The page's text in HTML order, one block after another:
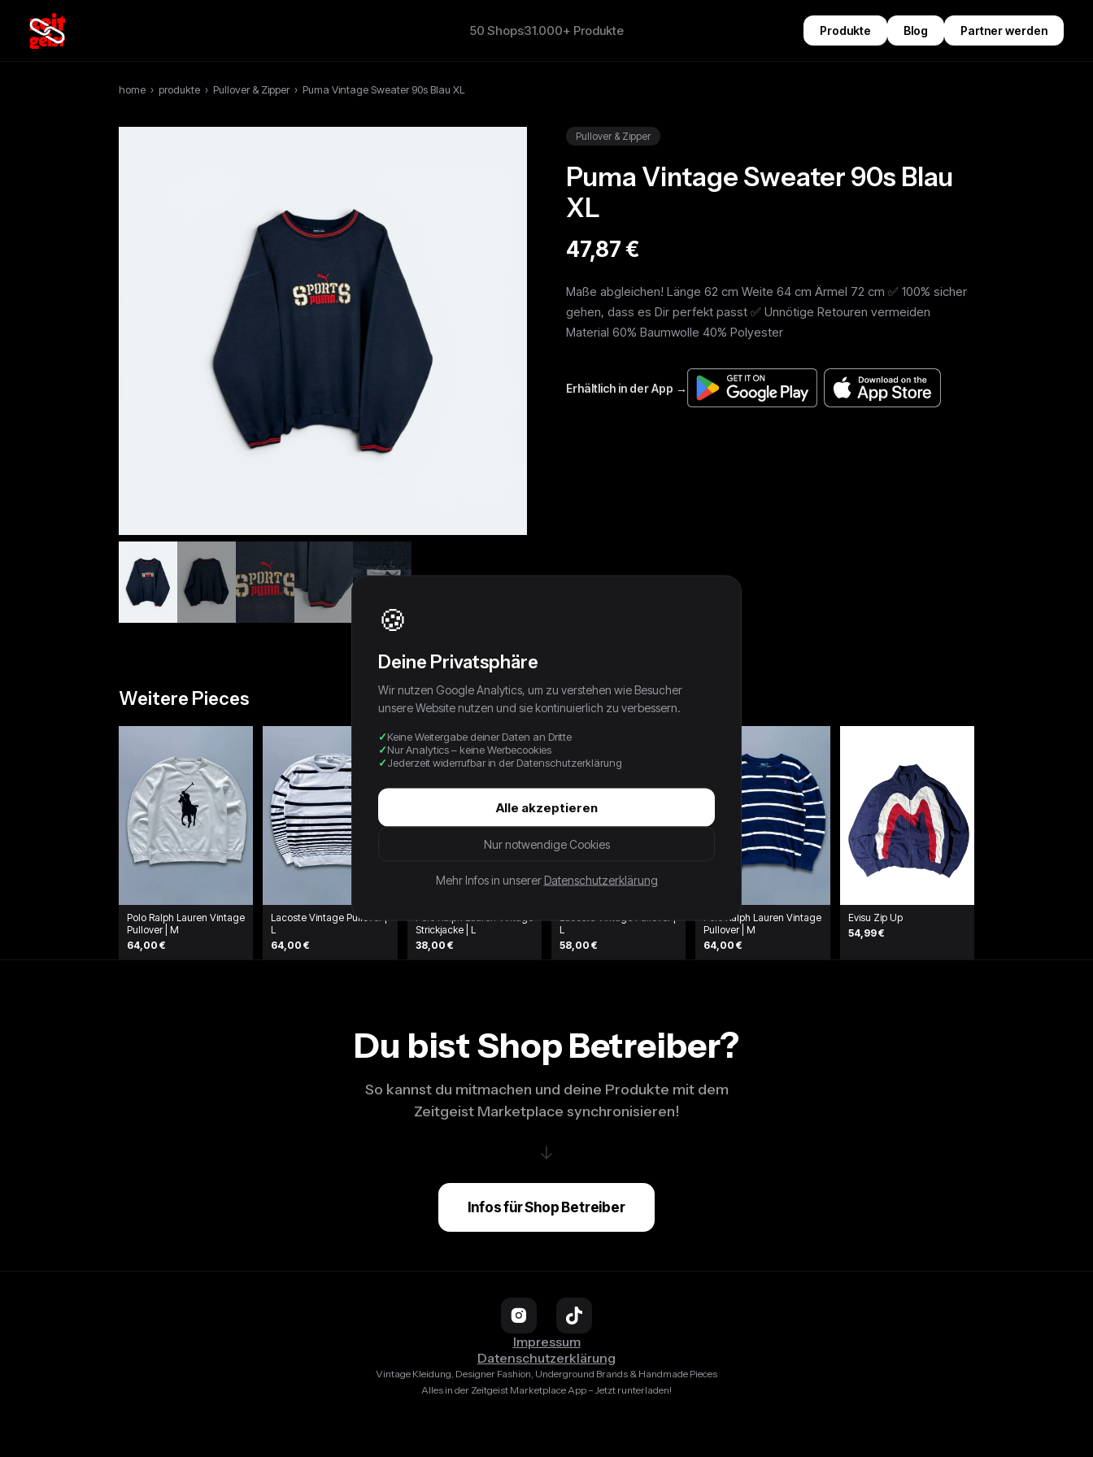
50 Shops31.000+ Produkte Produkte Blog Partner werden
home › produkte › Pullover & Zipper › Puma Vintage Sweater 90s Blau XL
Pullover & Zipper
Puma Vintage Sweater 90s Blau
XL
47,87 €
Maße abgleichen! Länge 62 cm Weite 64 cm Ärmel 72 cm ✅ 100% sicher
gehen, dass es Dir perfekt passt ✅ Unnötige Retouren vermeiden
Material 60% Baumwolle 40% Polyester
Weitere Pieces
Polo Ralph Lauren Vintage
Pullover | M
64,00 €
Lacoste Vintage Pullover |
L
64,00 €
Polo Ralph Lauren Vintage
Strickjacke | L
38,00 €
Lacoste Vintage Pullover |
L
58,00 €
Polo Ralph Lauren Vintage
Pullover | M
64,00 €
Evisu Zip Up
54,99 €
Du bist Shop Betreiber?
So kannst du mitmachen und deine Produkte mit dem
Zeitgeist Marketplace synchronisieren!
↓
Infos für Shop Betreiber
Impressum
Datenschutzerklärung
Vintage Kleidung, Designer Fashion, Underground Brands & Handmade Pieces
Alles in der Zeitgeist Marketplace App – Jetzt runterladen!
🍪
Deine Privatsphäre
Wir nutzen Google Analytics, um zu verstehen wie Besucher
unsere Website nutzen und sie kontinuierlich zu verbessern.
Keine Weitergabe deiner Daten an Dritte
Nur Analytics – keine Werbecookies
Jederzeit widerrufbar in der Datenschutzerklärung
Alle akzeptieren
Nur notwendige Cookies
Mehr Infos in unserer Datenschutzerklärung